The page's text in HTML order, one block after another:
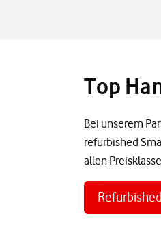
Top
Bei unserem
refurbished
allen